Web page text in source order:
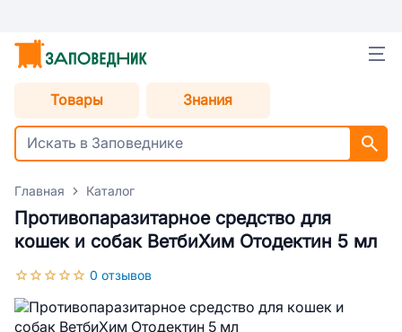
Товары Знания
Главная Каталог
Противопаразитарное средство для
кошек и собак ВетбиХим Отодектин 5 мл
0 отзывов